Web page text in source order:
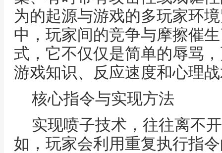
为的起源与游戏的多玩家环
中，玩家间的竞争与摩擦催
式，它不仅仅是简单的辱骂
游戏知识、反应速度和心理
核心指令与实现方法
实现喷子技术，往往离不
如，玩家会利用重复执行指